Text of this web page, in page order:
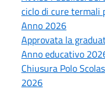
ciclo di cure termali
Anno 2026
Approvata la
Anno educativo
Chiusura Polo
2026